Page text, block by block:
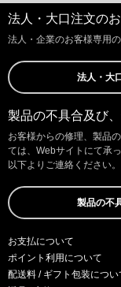
法人・大口注文の
法人・企業のお客様専用
法人・大
製品の不具合及び
お客様からの修理、製品
ては、Webサイトにて承っ
以下よりご連絡ください。
製品の不
お支払について
ポイント利用について
配送料 / ギフト包装につい